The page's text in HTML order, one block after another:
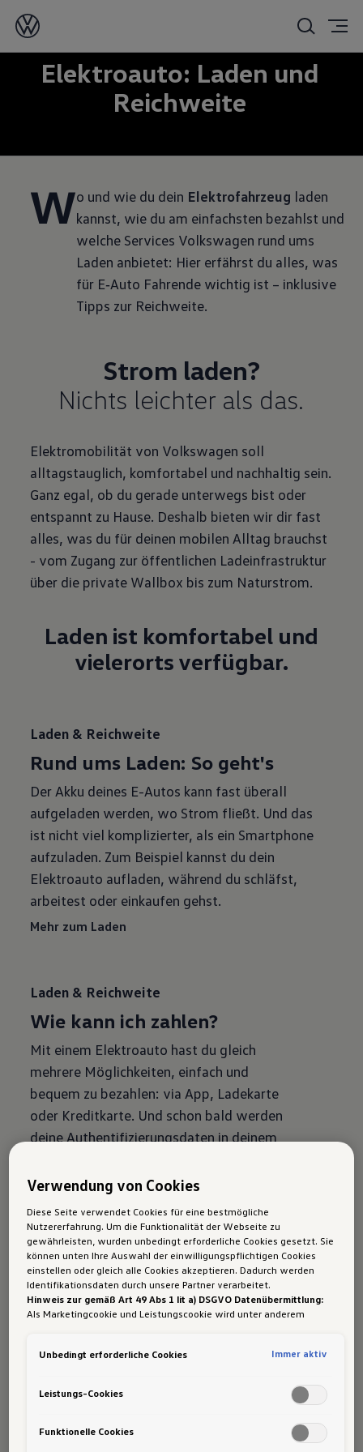
Elektroauto: Laden und
Reichweite
WWo und wie du dein Elektrofahrzeug laden
kannst, wie du am einfachsten bezahlst und
welche Services Volkswagen rund ums
Laden anbietet: Hier erfährst du alles, was
für E‑Auto Fahrende wichtig ist – inklusive
Tipps zur Reichweite.
Nichts leichter als das.
Elektromobilität von Volkswagen soll
alltagstauglich, komfortabel und nachhaltig sein.
Ganz egal, ob du gerade unterwegs bist oder
entspannt zu Hause. Deshalb bieten wir dir fast
alles, was du für deinen mobilen Alltag brauchst
- vom Zugang zur öffentlichen Ladeinfrastruktur
über die private Wallbox bis zum Naturstrom.
Laden ist komfortabel und
vielerorts verfügbar.
Laden & Reichweite
Rund ums Laden: So geht's
Der Akku deines E-Autos kann fast überall
aufgeladen werden, wo Strom fließt. Und das
ist nicht viel komplizierter, als ein Smartphone
aufzuladen. Zum Beispiel kannst du dein
Elektroauto aufladen, während du schläfst,
arbeitest oder einkaufen gehst.
Mehr zum Laden
Laden & Reichweite
Wie kann ich zahlen?
Mit einem Elektroauto hast du gleich
mehrere Möglichkeiten, einfach und
bequem zu bezahlen: via App, Ladekarte
oder Kreditkarte. Und schon bald werden
deine Authentifizierungsdaten in deinem
Fahrzeug nur noch mit einer Ladestation
automatisch.
Mehr zur Ladestromabrechnung
Laden & Reichweite
Plug & Charge: komfortabel
Jetzt wird das Stromladen mit deinem
noch komfortabler: mit
Verwendung von Cookies
Diese Seite verwendet Cookies für eine bestmögliche
Nutzererfahrung. Um die Funktionalität der Webseite zu
gewährleisten, wurden unbedingt erforderliche Cookies gesetzt. Sie
können unten Ihre Auswahl der einwilligungspflichtigen Cookies
einstellen oder gleich alle Cookies akzeptieren. Dadurch werden
Identifikationsdaten durch unsere Partner verarbeitet.
Hinweis zur gemäß Art 49 Abs 1 lit a) DSGVO Datenübermittlung:
Als Marketingcookie und Leistungscookie wird unter anderem
Daten in die USA (insbesondere dort an die Google LLC) weitergibt.
Angemessenheitsbeschluss der Europäischen Kommission. Hieraus
Betroffener in den USA nicht wirksam durchsetzen können, in den
USA keine Datenschutzgrundsätze bestehen, und weil nicht
Unbedingt erforderliche Cookies Immer aktiv
Leistungs-Cookies
Funktionelle Cookies